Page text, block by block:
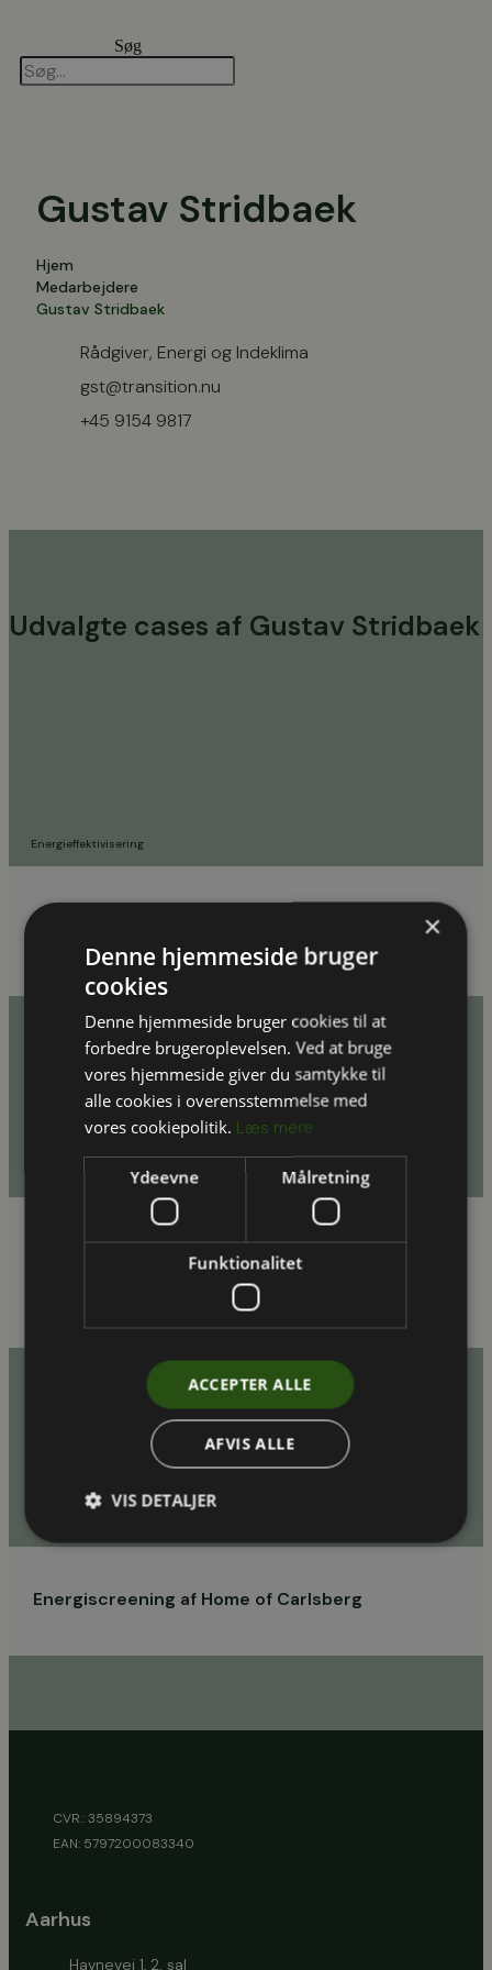
indhold
Søg
Gustav Stridbaek
Hjem
Medarbejdere
Gustav Stridbaek
Rådgiver, Energi og Indeklima
gst@transition.nu
+45 9154 9817
Udvalgte cases af Gustav Stridbaek
Energieffektivisering
Petersen Tegl A/S vil opføre ny fløj med fokus på
Energieffektivisering
Kongernes Samling har fået udført
energiscreeninger på Koldinghus, Rosenborg
Slot og Amalienborgmuseet
Energiscreening af Home of Carlsberg
CVR.: 35894373
EAN: 5797200083340
Aarhus
Havnevej 1, 2. sal
×
Denne hjemmeside bruger
cookies
Denne hjemmeside bruger cookies til at
forbedre brugeroplevelsen. Ved at bruge
vores hjemmeside giver du samtykke til
alle cookies i overensstemmelse med
vores cookiepolitik. Læs mere
Ydeevne Målretning
Funktionalitet
ACCEPTER ALLE
AFVIS ALLE
VIS DETALJER